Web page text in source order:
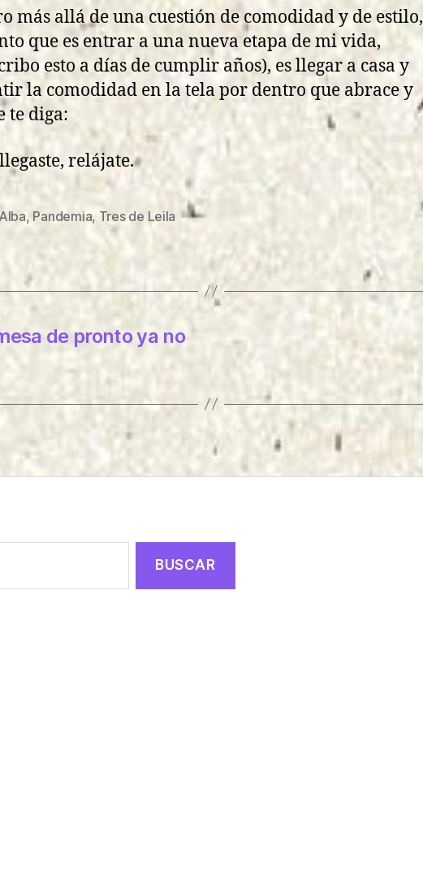
más allá de una cuestión de comodidad y de estilo,
que es entrar a una nueva etapa de mi vida,
esto a días de cumplir años), es llegar a casa y
la comodidad en la tela por dentro que abrace y
te diga:
relájate.
, Pandemia, Tres de Leila
de pronto ya no